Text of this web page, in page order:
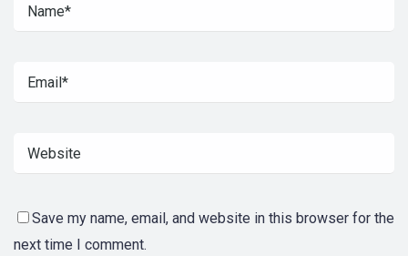
Save my name, email, and website in this browser for the
next time I comment.